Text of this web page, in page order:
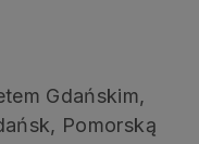
Gdańskim,
Pomorską